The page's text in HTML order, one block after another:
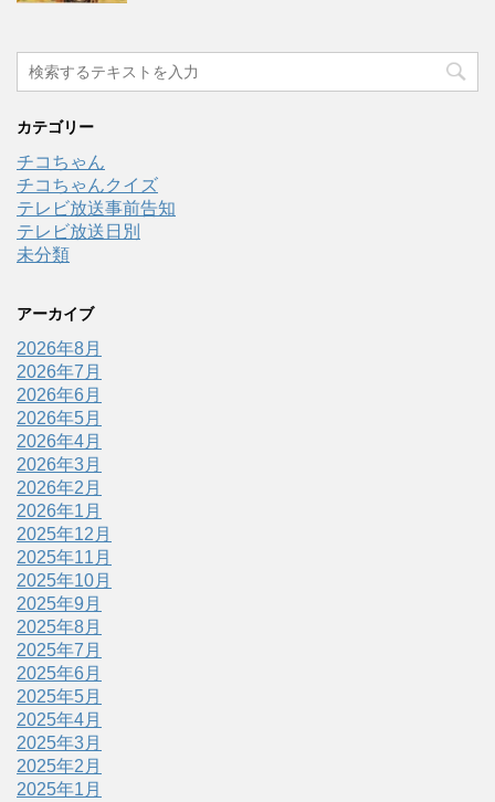
カテゴリー
チコちゃん
チコちゃんクイズ
テレビ放送事前告知
テレビ放送日別
未分類
アーカイブ
2026年8月
2026年7月
2026年6月
2026年5月
2026年4月
2026年3月
2026年2月
2026年1月
2025年12月
2025年11月
2025年10月
2025年9月
2025年8月
2025年7月
2025年6月
2025年5月
2025年4月
2025年3月
2025年2月
2025年1月